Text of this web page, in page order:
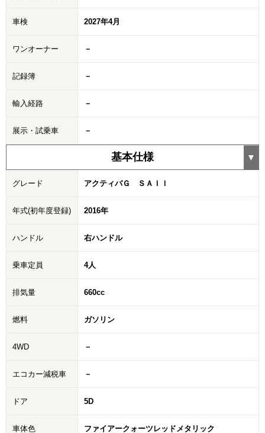
車検 2027年4月
ワンオーナー －
記録簿 －
輸入経路 －
展示・試乗車 －
基本仕様
グレード アクティバＧ ＳＡＩＩ
年式(初年度登録) 2016年
ハンドル 右ハンドル
乗車定員 4人
排気量 660cc
燃料 ガソリン
4WD －
エコカー減税車 －
ドア 5D
車体色 ファイアークォーツレッドメタリック